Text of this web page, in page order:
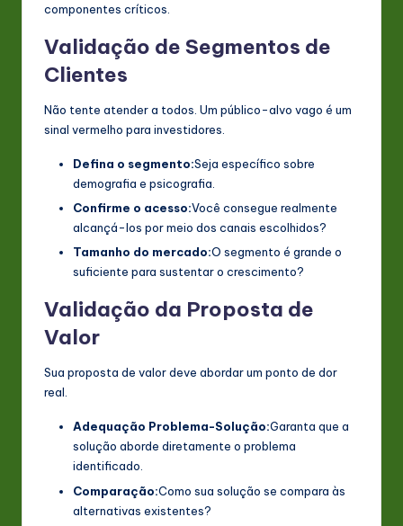
componentes críticos.
Validação de Segmentos de
Clientes
Não tente atender a todos. Um público-alvo vago é um
sinal vermelho para investidores.
Defina o segmento:Seja específico sobre
demografia e psicografia.
Confirme o acesso:Você consegue realmente
alcançá-los por meio dos canais escolhidos?
Tamanho do mercado:O segmento é grande o
suficiente para sustentar o crescimento?
Validação da Proposta de
Valor
Sua proposta de valor deve abordar um ponto de dor
real.
Adequação Problema-Solução:Garanta que a
solução aborde diretamente o problema
identificado.
Comparação:Como sua solução se compara às
alternativas existentes?